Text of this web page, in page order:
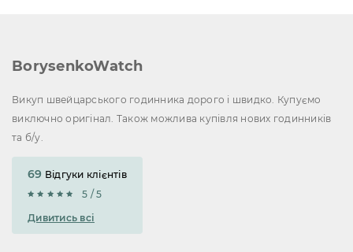
BorysenkoWatch
Викуп швейцарського годинника дорого і швидко. Купуємо
виключно оригінал. Також можлива купівля нових годинників
та б/у.
69 Відгуки клієнтів
5 / 5
Дивитись всі